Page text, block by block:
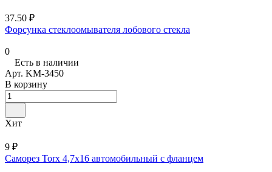
37.50 ₽
Форсунка стеклоомывателя лобового стекла
0
Есть в наличии
Арт. KM-3450
В корзину
Хит
9 ₽
Саморез Torx 4,7х16 автомобильный с фланцем